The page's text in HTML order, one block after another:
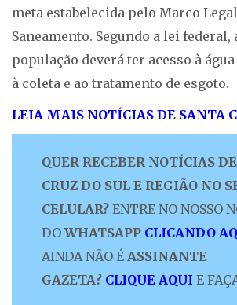
meta estabelecida pelo Marco
Saneamento. Segundo a lei federal,
população deverá ter acesso à
à coleta e ao tratamento de esgoto.
LEIA MAIS NOTÍCIAS DE SANTA
QUER RECEBER NOTÍCIAS
CRUZ DO SUL E REGIÃO NO
CELULAR? ENTRE NO NOSSO
DO WHATSAPP CLICANDO
AINDA NÃO É ASSINANTE
GAZETA? CLIQUE AQUI E